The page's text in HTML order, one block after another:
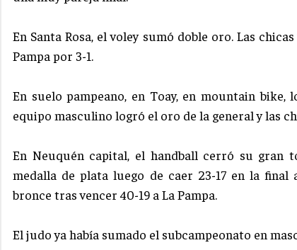
En Santa Rosa, el voley sumó doble oro. Las
Pampa por 3-1.
En suelo pampeano, en Toay, en mountain
equipo masculino logró el oro de la general y las
En Neuquén capital, el handball cerró su gran
medalla de plata luego de caer 23-17 en la
bronce tras vencer 40-19 a La Pampa.
El judo ya había sumado el subcampeonato en